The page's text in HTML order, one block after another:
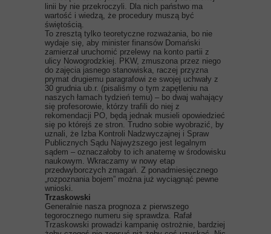
linii by nie przekroczyli. Dla nich państwo ma
wartość i wiedzą, że procedury muszą być
świętością.
To zresztą tylko teoretyczne rozważania, bo nie
wydaje się, aby minister finansów Domański
zamierzał uruchomić przelewy na konto partii z
ulicy Nowogrodzkiej. PKW, zmuszona przez niego
do zajęcia jasnego stanowiska, raczej przyzna
prymat drugiemu paragrafowi ze swojej uchwały z
30 grudnia ub.r. (pisaliśmy o tym zapętleniu na
naszych łamach tydzień temu) – bo dwaj wahający
się profesorowie, którzy trafili do niej z
rekomendacji PO, będą jednak musieli opowiedzieć
się po którejś ze stron. Trudno sobie wyobrazić, by
uznali, że Izba Kontroli Nadzwyczajnej i Spraw
Publicznych Sądu Najwyższego jest legalnym
sądem – oznaczałoby to ich anatemę w środowisku
naukowym. Wkraczamy w nowy etap
przedwyborczych zmagań. Z ponadmiesięcznego
„rozpoznania bojem” można już wyciągnąć pewne
wnioski.
Trzaskowski
Generalnie nasza prognoza z pierwszego
tegorocznego numeru się sprawdza. Rafał
Trzaskowski prowadzi kampanię ostrożnie, bardziej